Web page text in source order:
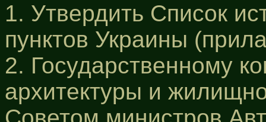
1. Утвердить Список
пунктов Украины
2. Государственному
архитектуры и